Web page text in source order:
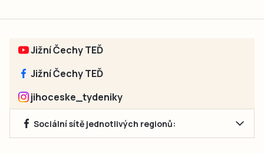
Jižní Čechy TEĎ
Jižní Čechy TEĎ
jihoceske_tydeniky
Sociální sítě jednotlivých regionů: